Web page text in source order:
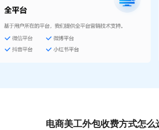
电商美工外包收费方式怎么